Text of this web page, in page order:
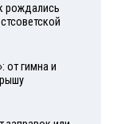
рождались
от гимна и